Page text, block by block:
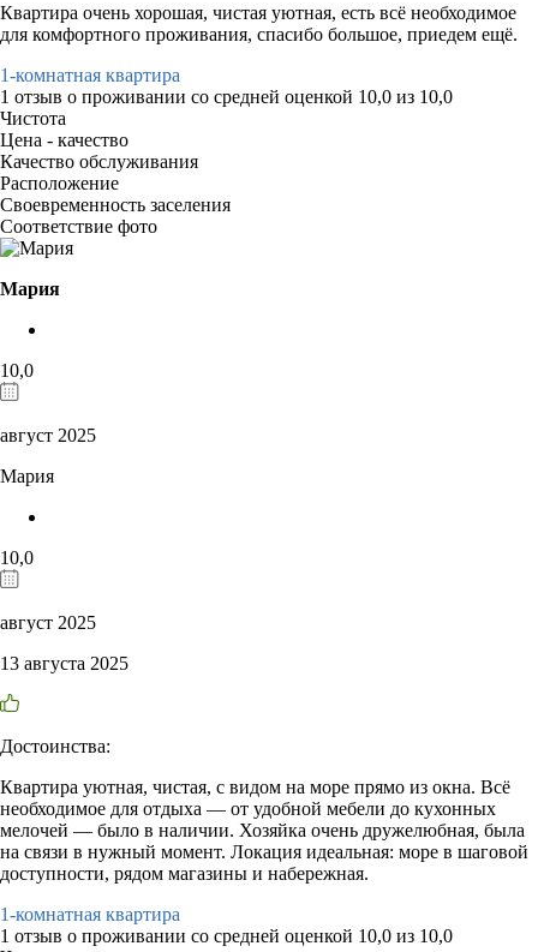
Квартира очень хорошая, чистая уютная, есть всё необходимое
для комфортного проживания, спасибо большое, приедем ещё.
1-комнатная квартира
1 отзыв о проживании со средней оценкой 10,0 из 10,0
Чистота
Цена - качество
Качество обслуживания
Расположение
Своевременность заселения
Соответствие фото
Мария
10,0
август 2025
Мария
10,0
август 2025
13 августа 2025
Достоинства:
Квартира уютная, чистая, с видом на море прямо из окна. Всё
необходимое для отдыха — от удобной мебели до кухонных
мелочей — было в наличии. Хозяйка очень дружелюбная, была
на связи в нужный момент. Локация идеальная: море в шаговой
доступности, рядом магазины и набережная.
1-комнатная квартира
1 отзыв о проживании со средней оценкой 10,0 из 10,0